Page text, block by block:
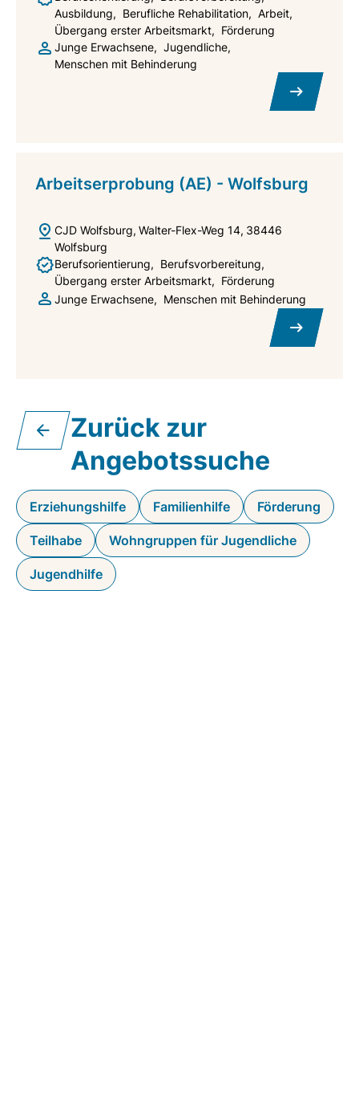
Ausbildung
Berufliche Rehabilitation
Arbeit
Übergang erster Arbeitsmarkt
Förderung
Junge Erwachsene
Jugendliche
Menschen mit Behinderung
Arbeitserprobung (AE) - Wolfsburg
CJD Wolfsburg Walter-Flex-Weg 14 38446
Wolfsburg
Berufsorientierung
Berufsvorbereitung
Übergang erster Arbeitsmarkt
Förderung
Junge Erwachsene
Menschen mit Behinderung
Zurück zur
Angebotssuche
Erziehungshilfe Familienhilfe Förderung
Teilhabe Wohngruppen für Jugendliche
Jugendhilfe